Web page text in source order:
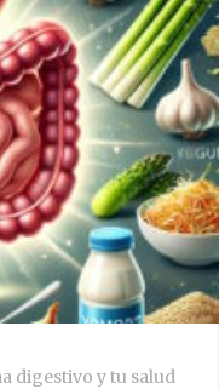
digestivo y tu salud